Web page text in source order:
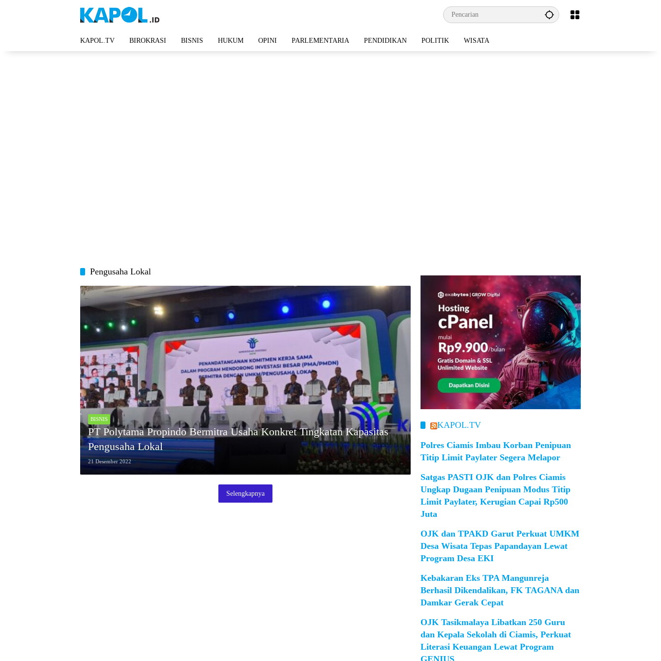
KAPOL.TV BIROKRASI BISNIS HUKUM OPINI PARLEMENTARIA PENDIDIKAN POLITIK WISATA
Pengusaha Lokal
BISNIS
PT Polytama Propindo Bermitra Usaha Konkret Tingkatan Kapasitas
Pengusaha Lokal
21 Desember 2022
Selengkapnya
KAPOL.TV
Polres Ciamis Imbau Korban Penipuan
Titip Limit Paylater Segera Melapor
Satgas PASTI OJK dan Polres Ciamis
Ungkap Dugaan Penipuan Modus Titip
Limit Paylater, Kerugian Capai Rp500
Juta
OJK dan TPAKD Garut Perkuat UMKM
Desa Wisata Tepas Papandayan Lewat
Program Desa EKI
Kebakaran Eks TPA Mangunreja
Berhasil Dikendalikan, FK TAGANA dan
Damkar Gerak Cepat
OJK Tasikmalaya Libatkan 250 Guru
dan Kepala Sekolah di Ciamis, Perkuat
Literasi Keuangan Lewat Program
GENIUS